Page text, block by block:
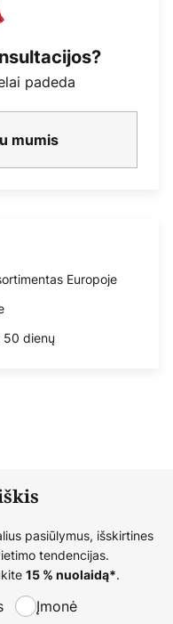
padeda
mumis
Europoje
50 dienų
pasiūlymus, išskirtines
tendencijas.
15 % nuolaidą*.
Įmonė